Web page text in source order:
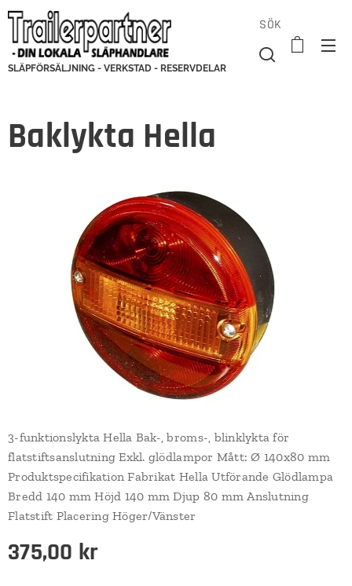
SLÄPFÖRSÄLJNING - VERKSTAD - RESERVDELAR
SÖK
Baklykta Hella
3-funktionslykta Hella Bak-, broms-, blinklykta för
flatstiftsanslutning Exkl. glödlampor Mått: Ø 140x80 mm
Produktspecifikation Fabrikat Hella Utförande Glödlampa
Bredd 140 mm Höjd 140 mm Djup 80 mm Anslutning
Flatstift Placering Höger/Vänster
375,00 kr